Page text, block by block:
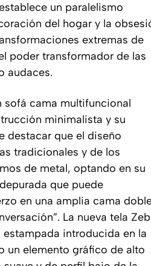
un paralelismo
del hogar y la
extremas de
poder transformador de las
audaces.
sofá cama multifuncional
minimalista y su
destacar que el diseño
tradicionales y de los
de metal, optando en su
que puede
en una amplia cama
La nueva tela
introducida en la
un elemento gráfico de alto